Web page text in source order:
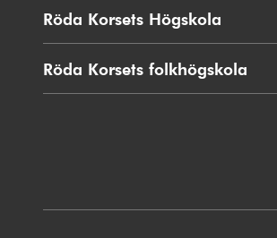
Röda Korsets Högskola
i
nytt
fönster
Röda Korsets folkhögskola
i